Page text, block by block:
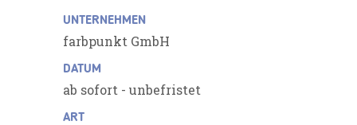
UNTERNEHMEN
farbpunkt GmbH
DATUM
ab sofort - unbefristet
ART